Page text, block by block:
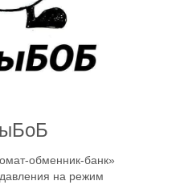
обменник-банк»
на режим